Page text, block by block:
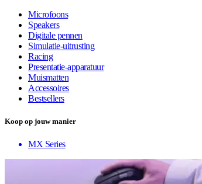
Microfoons
Speakers
Digitale pennen
Simulatie-uitrusting
Racing
Presentatie-apparatuur
Muismatten
Accessoires
Bestsellers
Koop op jouw manier
MX Series